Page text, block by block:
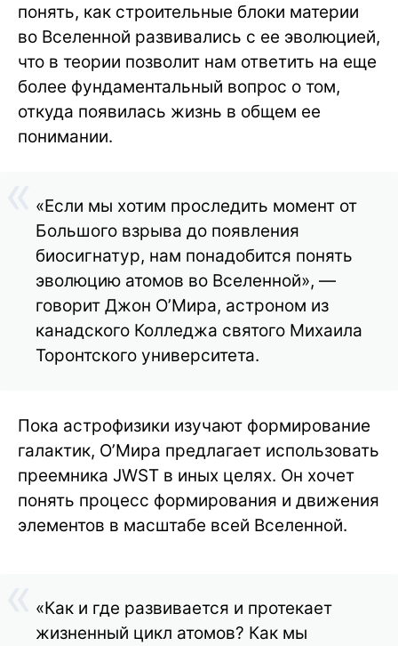
понять, как строительные блоки материи
во Вселенной развивались с ее эволюцией,
что в теории позволит нам ответить на еще
более фундаментальный вопрос о том,
откуда появилась жизнь в общем ее
понимании.
«Если мы хотим проследить момент от
Большого взрыва до появления
биосигнатур, нам понадобится понять
эволюцию атомов во Вселенной», —
говорит Джон О’Мира, астроном из
канадского Колледжа святого Михаила
Торонтского университета.
Пока астрофизики изучают формирование
галактик, О’Мира предлагает использовать
преемника JWST в иных целях. Он хочет
понять процесс формирования и движения
элементов в масштабе всей Вселенной.
«Как и где развивается и протекает
жизненный цикл атомов? Как мы